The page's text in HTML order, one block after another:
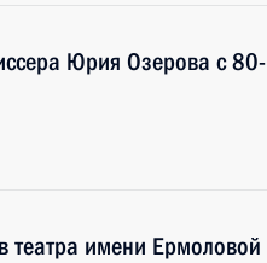
Юрия Озерова с 80-
театра имени Ермоловой